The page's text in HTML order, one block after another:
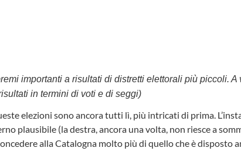
importanti a risultati di distretti elettorali più piccoli.
in termini di voti e di seggi)
elezioni sono ancora tutti lì, più intricati di prima.
plausibile (la destra, ancora una volta, non riesce a
alla Catalogna molto più di quello che è disposto